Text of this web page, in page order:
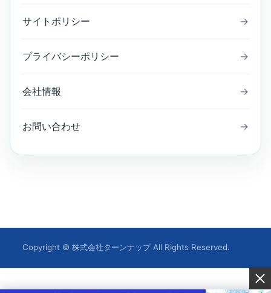
サイトポリシー →
プライバシーポリシー →
会社情報 →
お問い合わせ →
Copyright © 株式会社ターンナップ All Rights Reserved.